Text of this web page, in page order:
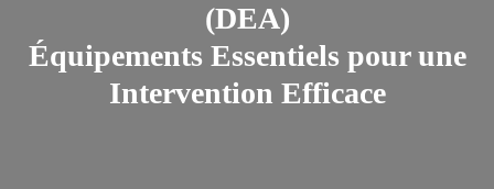
(DEA)
Équipements Essentiels pour une
Intervention Efficace